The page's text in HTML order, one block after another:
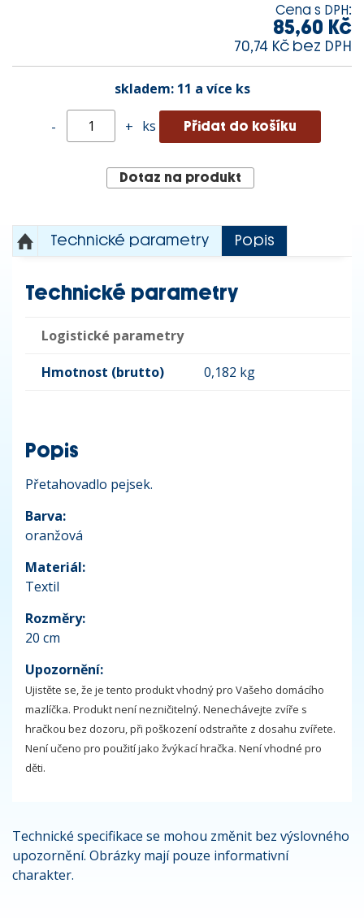
Cena s DPH:
85,60 Kč
70,74 Kč bez DPH
skladem: 11 a více ks
- + ks
Dotaz na produkt
Technické parametry Popis
Technické parametry
Logistické parametry
Hmotnost (brutto) 0,182 kg
Popis
Přetahovadlo pejsek.
Barva:
oranžová
Materiál:
Textil
Rozměry:
20 cm
Upozornění:
Ujistěte se, že je tento produkt vhodný pro Vašeho domácího
mazlíčka. Produkt není nezničitelný. Nenechávejte zvíře s
hračkou bez dozoru, při poškození odstraňte z dosahu zvířete.
Není učeno pro použití jako žvýkací hračka. Není vhodné pro
děti.
Technické specifikace se mohou změnit bez výslovného
upozornění. Obrázky mají pouze informativní
charakter.